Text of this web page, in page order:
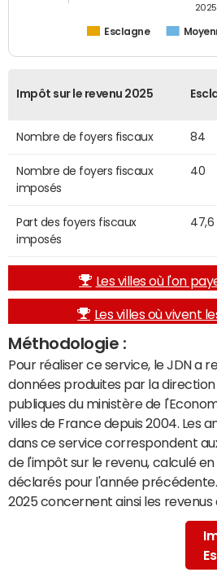
Esclagne
2025
Impôt sur le revenu 2025
Nombre de foyers fiscaux 84
Nombre de foyers fiscaux
imposés
40
Part des foyers fiscaux
imposés
47,6
Les villes où l'on
Les villes où vivent
Méthodologie :
Pour réaliser ce service, le JDN a
données produites par la
publiques du ministère de
villes de France depuis 2004. Les
dans ce service correspondent
de l'impôt sur le revenu, calculé
déclarés pour l'année
2025 concernent ainsi les revenus